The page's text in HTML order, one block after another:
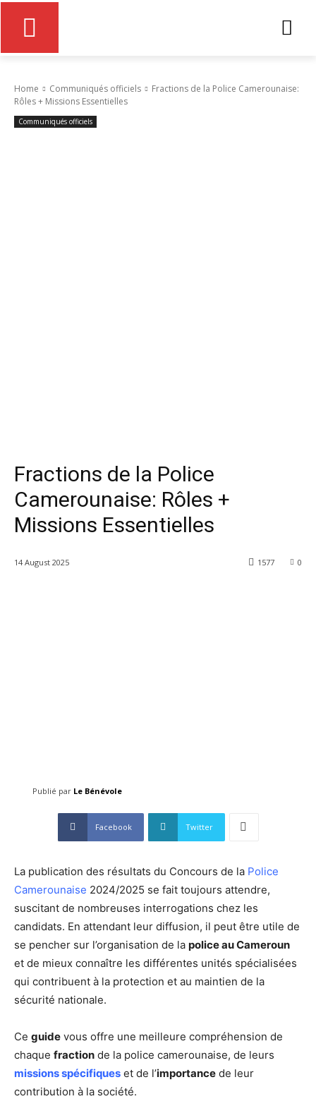
Home Communiqués officiels
Fractions de la Police Camerounaise:
Rôles + Missions Essentielles
Communiqués officiels
Fractions de la Police
Camerounaise: Rôles +
Missions Essentielles
14 August 2025 0
1577
Publié par Le Bénévole
Facebook Twitter
La publication des résultats du Concours de la Police
Camerounaise 2024/2025 se fait toujours attendre,
suscitant de nombreuses interrogations chez les
candidats. En attendant leur diffusion, il peut être utile de
se pencher sur l’organisation de la police au Cameroun
et de mieux connaître les différentes unités spécialisées
qui contribuent à la protection et au maintien de la
sécurité nationale.
Ce guide vous offre une meilleure compréhension de
chaque fraction de la police camerounaise, de leurs
missions spécifiques et de l’importance de leur
contribution à la société.